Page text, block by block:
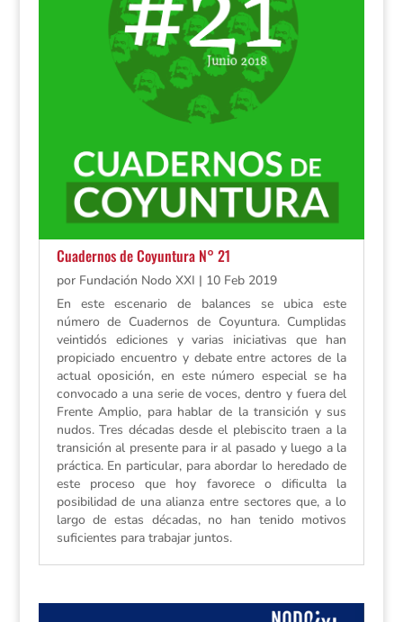
Cuadernos de Coyuntura N° 21
por Fundación Nodo XXI | 10 Feb 2019
En este escenario de balances se ubica este
número de Cuadernos de Coyuntura. Cumplidas
veintidós ediciones y varias iniciativas que han
propiciado encuentro y debate entre actores de la
actual oposición, en este número especial se ha
convocado a una serie de voces, dentro y fuera del
Frente Amplio, para hablar de la transición y sus
nudos. Tres décadas desde el plebiscito traen a la
transición al presente para ir al pasado y luego a la
práctica. En particular, para abordar lo heredado de
este proceso que hoy favorece o dificulta la
posibilidad de una alianza entre sectores que, a lo
largo de estas décadas, no han tenido motivos
suficientes para trabajar juntos.